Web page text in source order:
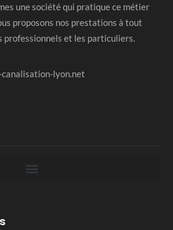
une société qui pratique ce métier
proposons nos prestations à tout
professionnels et les particuliers.
canalisation-lyon.net